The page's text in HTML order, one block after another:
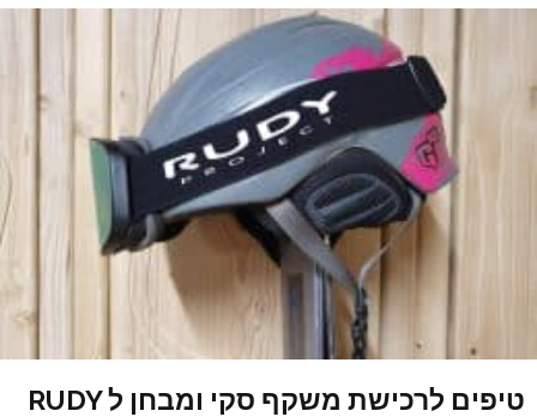
טיפים לרכישת משקף סקי ומבחן ל RUDY